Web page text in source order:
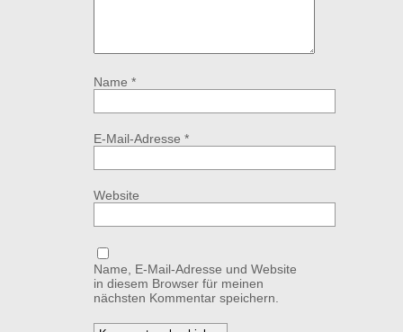
Name *
E-Mail-Adresse *
Website
Name, E-Mail-Adresse und Website
in diesem Browser für meinen
nächsten Kommentar speichern.